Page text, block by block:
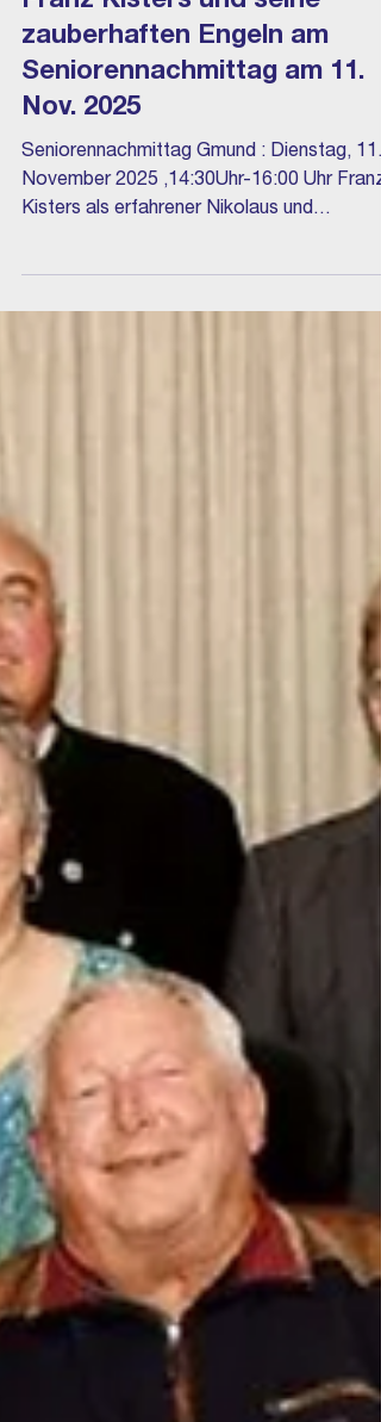
14. Nov. 2025
Franz Kisters und seine
zauberhaften Engeln am
Seniorennachmittag am 11.
Nov. 2025